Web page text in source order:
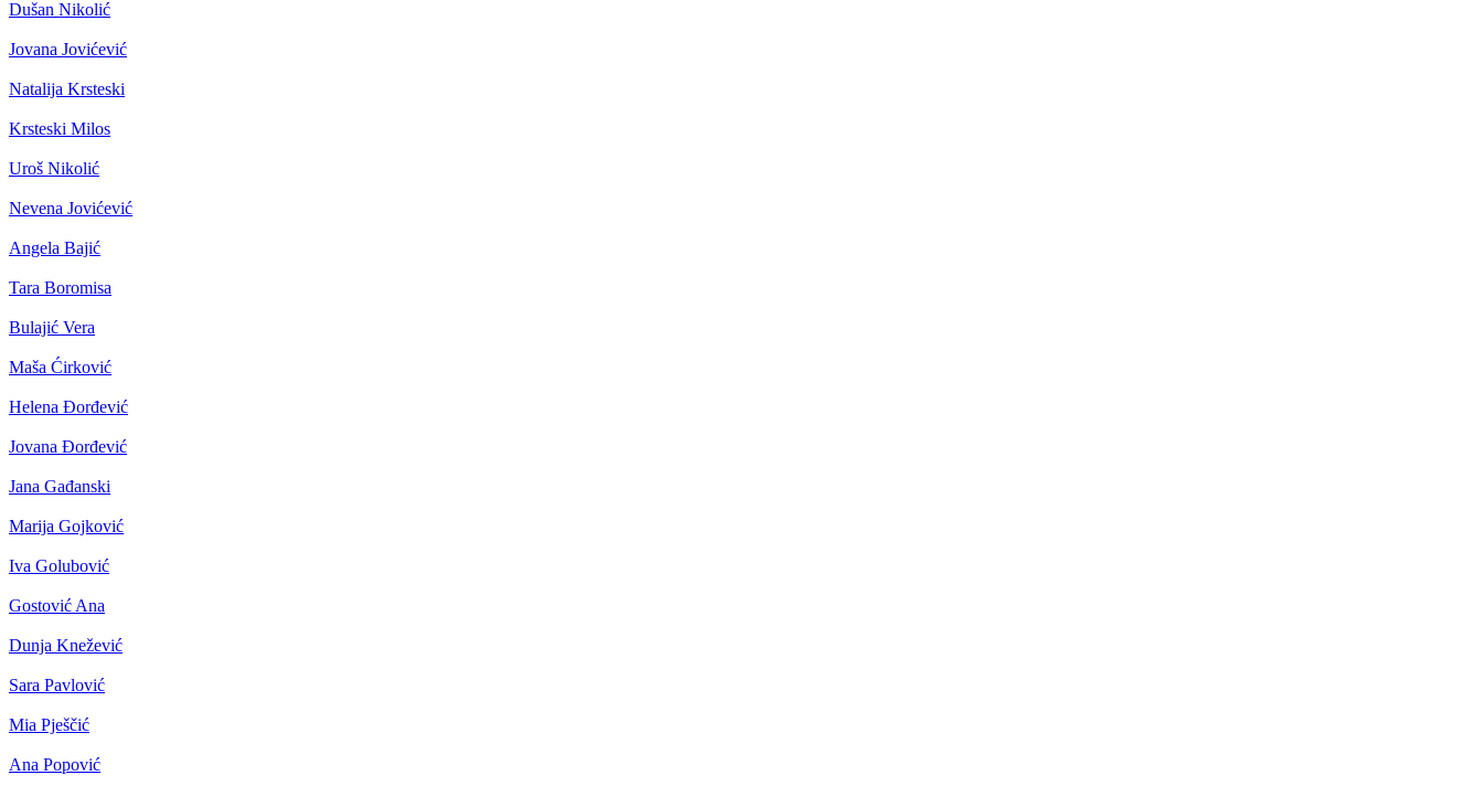
Dušan Nikolić
Jovana Jovićević
Natalija Krsteski
Krsteski Milos
Uroš Nikolić
Nevena Jovićević
Angela Bajić
Tara Boromisa
Bulajić Vera
Maša Ćirković
Helena Đorđević
Jovana Đorđević
Jana Gađanski
Marija Gojković
Iva Golubović
Gostović Ana
Dunja Knežević
Sara Pavlović
Mia Pješčić
Ana Popović